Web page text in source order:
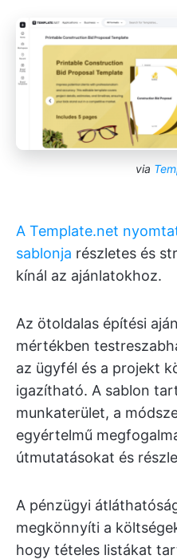
via
A Template.net
sablonja részletes és
kínál az ajánlatokhoz.
Az ötoldalas építési
mértékben
az ügyfél és a projekt
igazítható. A sablon
munkaterület, a
egyértelmű
útmutatásokat és
A pénzügyi
megkönnyíti a
hogy tételes listákat